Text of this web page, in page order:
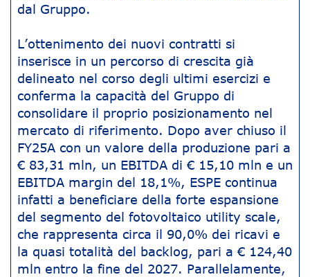
dal Gruppo.
L’ottenimento dei nuovi contratti si
inserisce in un percorso di crescita già
delineato nel corso degli ultimi esercizi e
conferma la capacità del Gruppo di
consolidare il proprio posizionamento nel
mercato di riferimento. Dopo aver chiuso il
FY25A con un valore della produzione pari a
€ 83,31 mln, un EBITDA di € 15,10 mln e un
EBITDA margin del 18,1%, ESPE continua
infatti a beneficiare della forte espansione
del segmento del fotovoltaico utility scale,
che rappresenta circa il 90,0% dei ricavi e
la quasi totalità del backlog, pari a € 124,40
mln entro la fine del 2027. Parallelamente,